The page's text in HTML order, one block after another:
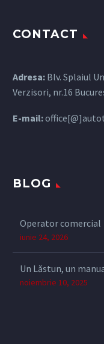
CONTACT
Adresa: Blv. Splaiul
Verzisori, nr.16
E-mail:
BLOG
Operator comercial
iunie 24, 2026
Un Lăstun, un
noiembrie 10, 2025